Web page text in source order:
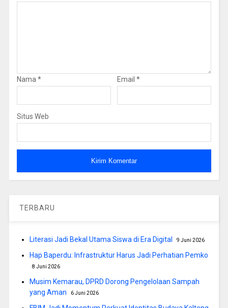
Nama* Email *
Situs Web
TERBARU
Literasi Jadi Bekal Utama Siswa di Era Digital 9 Juni 2026
Hap Baperdu: Infrastruktur Harus Jadi Perhatian Pemko
8 Juni 2026
Musim Kemarau, DPRD Dorong Pengelolaan Sampah
yang Aman
6 Juni 2026